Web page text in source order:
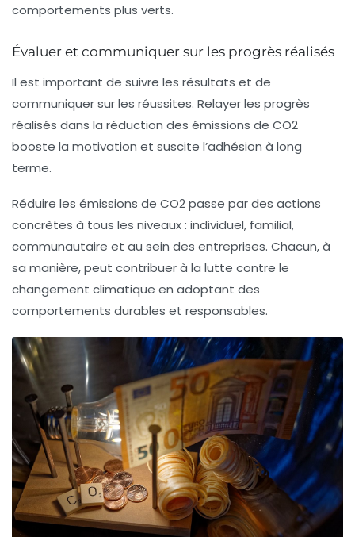
comportements plus verts.
Évaluer et communiquer sur les progrès réalisés
Il est important de suivre les résultats et de
communiquer sur les réussites. Relayer les progrès
réalisés dans la réduction des émissions de CO2
booste la motivation et suscite l’adhésion à long
terme.
Réduire les émissions de CO2passe par des actions
concrètes à tous les niveaux : individuel, familial,
communautaire et au sein des entreprises. Chacun, à
sa manière, peut contribuer à la lutte contre le
changement climatique en adoptant des
comportements durables et responsables.